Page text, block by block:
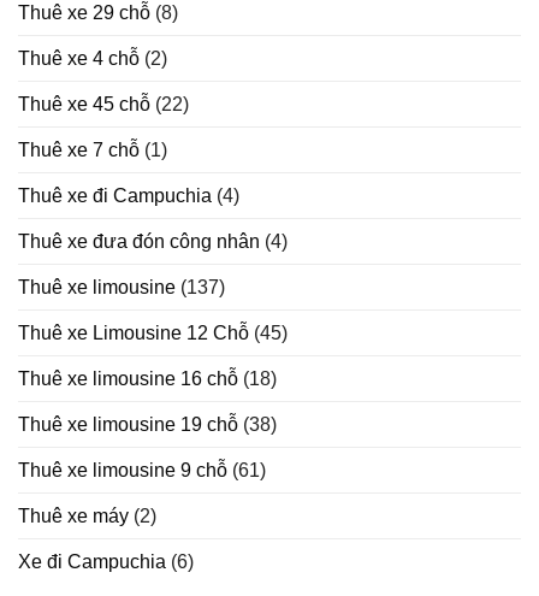
Thuê xe 29 chỗ (8)
Thuê xe 4 chỗ (2)
Thuê xe 45 chỗ (22)
Thuê xe 7 chỗ (1)
Thuê xe đi Campuchia (4)
Thuê xe đưa đón công nhân (4)
Thuê xe limousine (137)
Thuê xe Limousine 12 Chỗ (45)
Thuê xe limousine 16 chỗ (18)
Thuê xe limousine 19 chỗ (38)
Thuê xe limousine 9 chỗ (61)
Thuê xe máy (2)
Xe đi Campuchia (6)